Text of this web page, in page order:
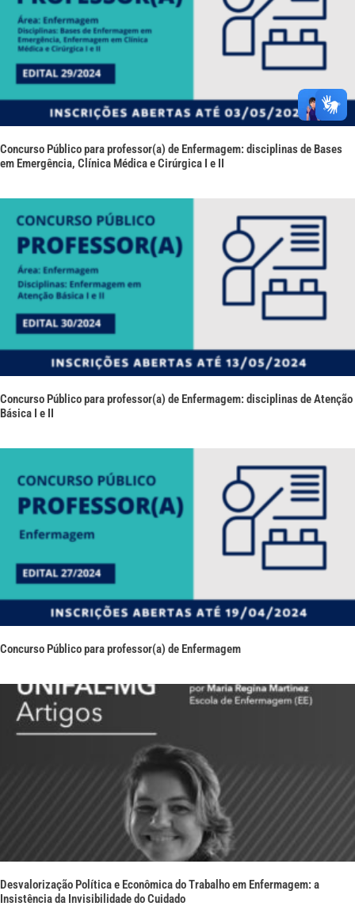
Concurso Público para professor(a) de Enfermagem: disciplinas de Bases
em Emergência, Clínica Médica e Cirúrgica I e II
Concurso Público para professor(a) de Enfermagem: disciplinas de Atenção
Básica I e II
Concurso Público para professor(a) de Enfermagem
Desvalorização Política e Econômica do Trabalho em Enfermagem: a
Insistência da Invisibilidade do Cuidado